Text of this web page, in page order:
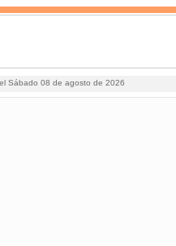
Sábado 08 de agosto de 2026